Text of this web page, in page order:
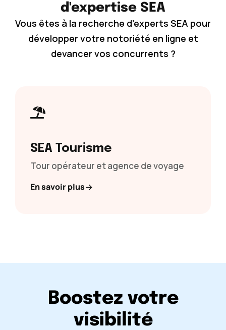
d'expertise SEA
Vous êtes à la recherche d’experts SEA pour
développer votre notoriété en ligne et
devancer vos concurrents ?
SEA Tourisme
Tour opérateur et agence de voyage
En savoir plus
Boostez votre
visibilité